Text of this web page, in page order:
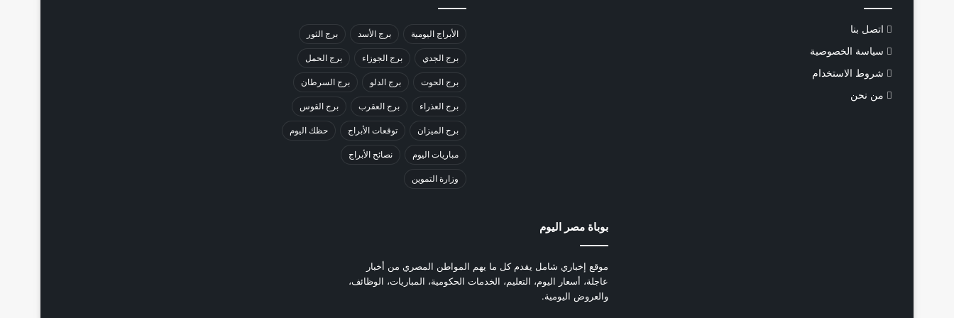
اتصل بنا
سياسة الخصوصية
شروط الاستخدام
من نحن
الأبراج اليومية برج الأسد برج الثور
برج الجدي برج الجوزاء برج الحمل
برج الحوت برج الدلو برج السرطان
برج العذراء برج العقرب برج القوس
برج الميزان توقعات الأبراج حظك اليوم
مباريات اليوم نصائح الأبراج
وزارة التموين
بوباة مصر اليوم
موقع إخباري شامل يقدم كل ما يهم المواطن المصري من أخبار
عاجلة، أسعار اليوم، التعليم، الخدمات الحكومية، المباريات، الوظائف،
والعروض اليومية.